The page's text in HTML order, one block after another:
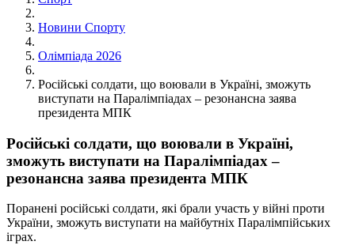
Новини Спорту
Олімпіада 2026
Російські солдати, що воювали в Україні, зможуть
виступати на Паралімпіадах – резонансна заява
президента МПК
Російські солдати, що воювали в Україні,
зможуть виступати на Паралімпіадах –
резонансна заява президента МПК
Поранені російські солдати, які брали участь у війні проти
України, зможуть виступати на майбутніх Паралімпійських
іграх.